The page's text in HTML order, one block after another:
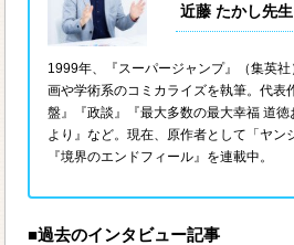
近藤 たかし先生
1999年、『スーパージャンプ』（集英
画や学術系のコミカライズを執筆。代表
盤』『政談』『最大多数の最大幸福 道
より』など。現在、原作者として「ヤン
『境界のエンドフィール』を連載中。
■過去のインタビュー記事